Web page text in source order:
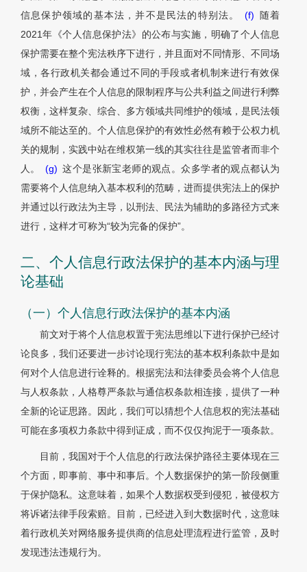
信息保护领域的基本法，并不是民法的特别法。
(f)
随着
2021年《个人信息保护法》的公布与实施，明确了个人信息
保护需要在整个宪法秩序下进行，并且面对不同情形、不同场
域，各行政机关都会通过不同的手段或者机制来进行有效保
护，并会产生在个人信息的限制程序与公共利益之间进行利弊
权衡，这样复杂、综合、多方领域共同维护的领域，是民法领
域所不能达至的。个人信息保护的有效性必然有赖于公权力机
关的规制，实践中站在维权第一线的其实往往是监管者而非个
人。
(g) 这个是张新宝老师的观点。众多学者的观点都认为
需要将个人信息纳入基本权利的范畴，进而提供宪法上的保护
并通过以行政法为主导，以刑法、民法为辅助的多路径方式来
进行，这样才可称为“较为完备的保护”。
二、个人信息行政法保护的基本内涵与理
论基础
（一）个人信息行政法保护的基本内涵
前文对于将个人信息权置于宪法思维以下进行保护已经讨
论良多，我们还要进一步讨论现行宪法的基本权利条款中是如
何对个人信息进行诠释的。根据宪法和法律委员会将个人信息
与人权条款，人格尊严条款与通信权条款相连接，提供了一种
全新的论证思路。因此，我们可以猜想个人信息权的宪法基础
可能在多项权力条款中得到证成，而不仅仅拘泥于一项条款。
目前，我国对于个人信息的行政法保护路径主要体现在三
个方面，即事前、事中和事后。个人数据保护的第一阶段侧重
于保护隐私。这意味着，如果个人数据权受到侵犯，被侵权方
将诉诸法律手段索赔。目前，已经进入到大数据时代，这意味
着行政机关对网络服务提供商的信息处理流程进行监管，及时
发现违法违规行为。